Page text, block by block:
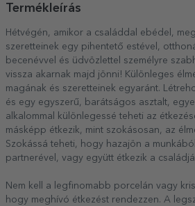
Termékleírás
Hétvégén, amikor a családdal ebédel,
szeretteinek egy pihentető estével,
becenévvel és üdvözlettel személyre
vissza akarnak majd jönni! Különleges
magának és szeretteinek egyaránt.
és egy egyszerű, barátságos asztalt,
alkalommal különlegessé teheti az
másképp étkezik, mint szokásosan, az
Szokássá teheti, hogy hazajön a
partnerével, vagy együtt étkezik a
Nem kell a legfinomabb porcelán vagy
hogy meghívó étkezést rendezzen. A